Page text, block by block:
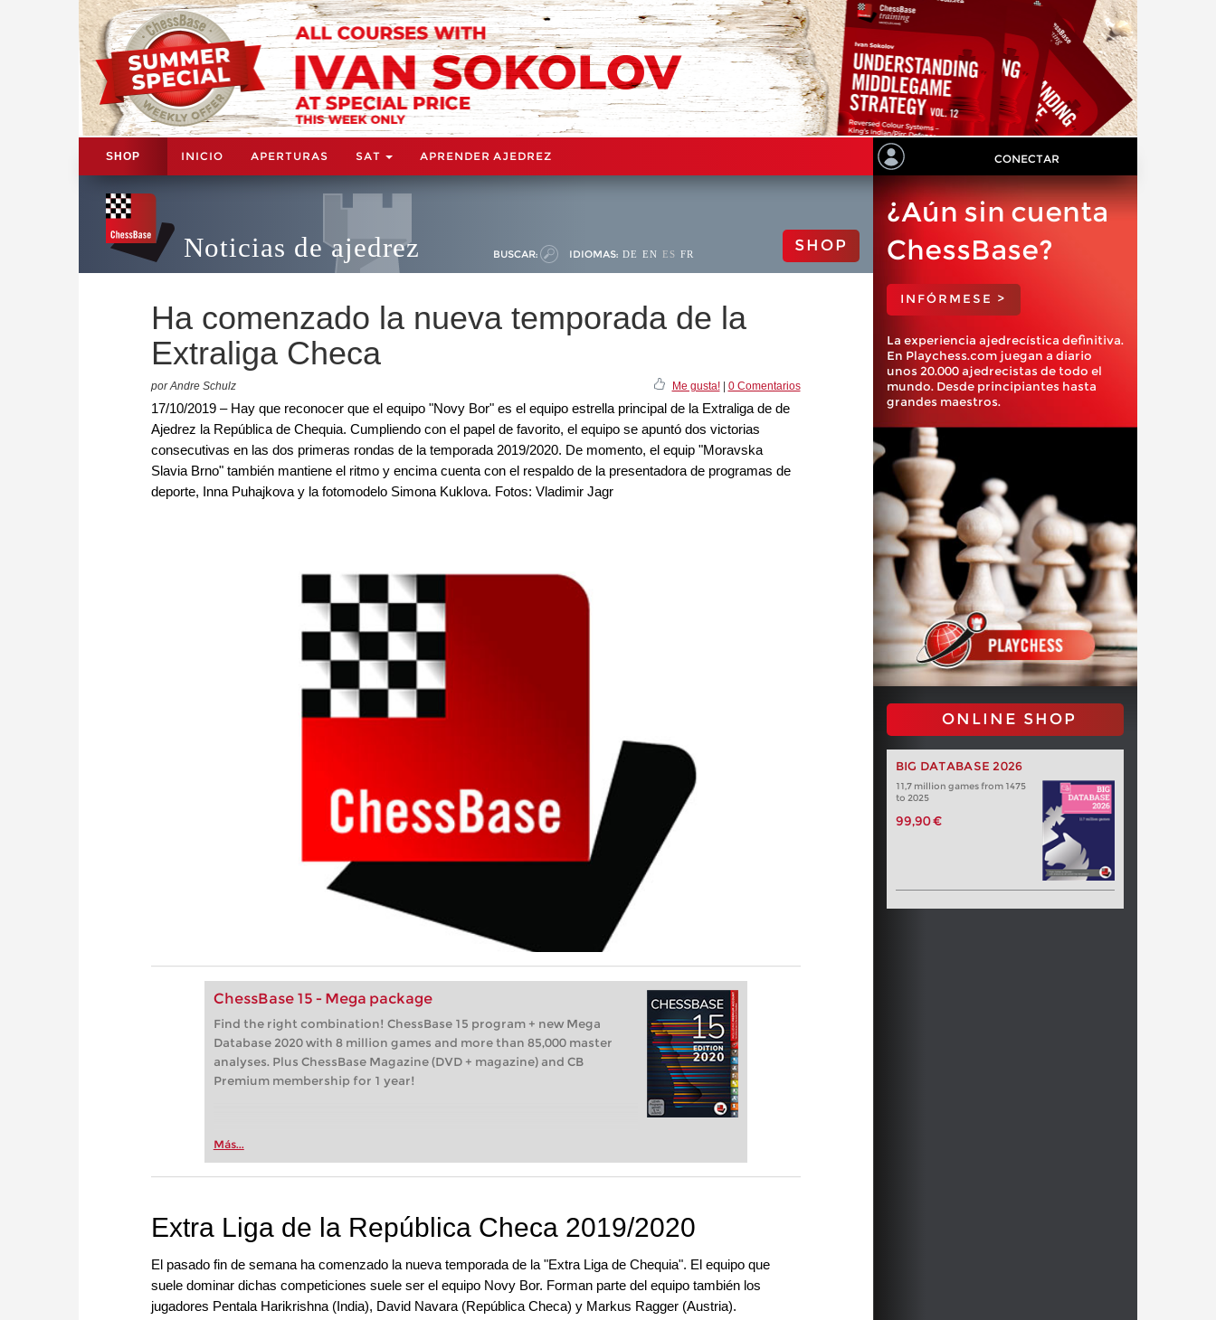
SHOP INICIO APERTURAS SAT APRENDER AJEDREZ CONECTAR
Noticias de ajedrez BUSCAR: IDIOMAS: DE EN ES FR SHOP
Ha comenzado la nueva temporada de la
Extraliga Checa
por Andre Schulz Me gusta!| 0 Comentarios
17/10/2019 – Hay que reconocer que el equipo "Novy Bor" es el equipo estrella principal de la Extraliga de de
Ajedrez la República de Chequia. Cumpliendo con el papel de favorito, el equipo se apuntó dos victorias
consecutivas en las dos primeras rondas de la temporada 2019/2020. De momento, el equip "Moravska
Slavia Brno" también mantiene el ritmo y encima cuenta con el respaldo de la presentadora de programas de
deporte, Inna Puhajkova y la fotomodelo Simona Kuklova. Fotos: Vladimir Jagr
ChessBase 15 - Mega package
Find the right combination! ChessBase 15 program + new Mega
Database 2020 with 8 million games and more than 85,000 master
analyses. Plus ChessBase Magazine (DVD + magazine) and CB
Premium membership for 1 year!
Más...
¿Aún sin cuenta
ChessBase?
INFÓRMESE >
La experiencia ajedrecística definitiva.
En Playchess.com juegan a diario
unos 20.000 ajedrecistas de todo el
mundo. Desde principiantes hasta
grandes maestros.
ONLINE SHOP
BIG DATABASE 2026
11,7 million games from 1475
to 2025
99,90 €
Extra Liga de la República Checa 2019/2020
El pasado fin de semana ha comenzado la nueva temporada de la "Extra Liga de Chequia". El equipo que
suele dominar dichas competiciones suele ser el equipo Novy Bor. Forman parte del equipo también los
jugadores Pentala Harikrishna (India), David Navara (República Checa) y Markus Ragger (Austria).